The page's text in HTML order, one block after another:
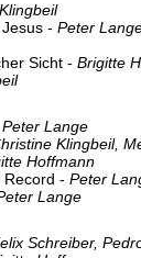
- Peter
Sicht - Brigitte
Peter Lange
Klingbeil,
Hoffmann
Record - Peter
Lange
Schreiber,